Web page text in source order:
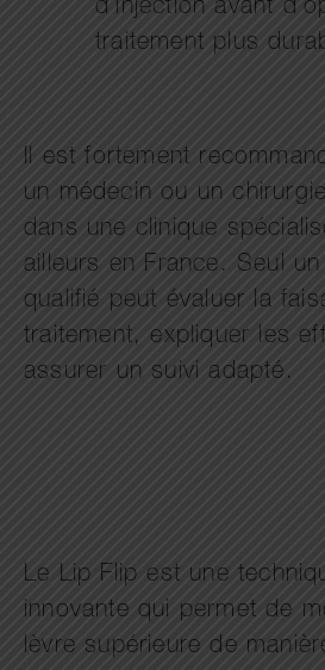
d’injection avant
traitement plus
Il est fortement
un médecin ou un
dans une clinique
ailleurs en France. Seul
qualifié peut évaluer la
traitement, expliquer les
assurer un suivi adapté.
Le Lip Flip est une
innovante qui permet de
lèvre supérieure de